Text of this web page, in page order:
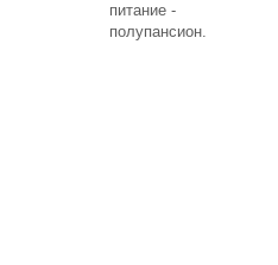
питание -
полупансион.